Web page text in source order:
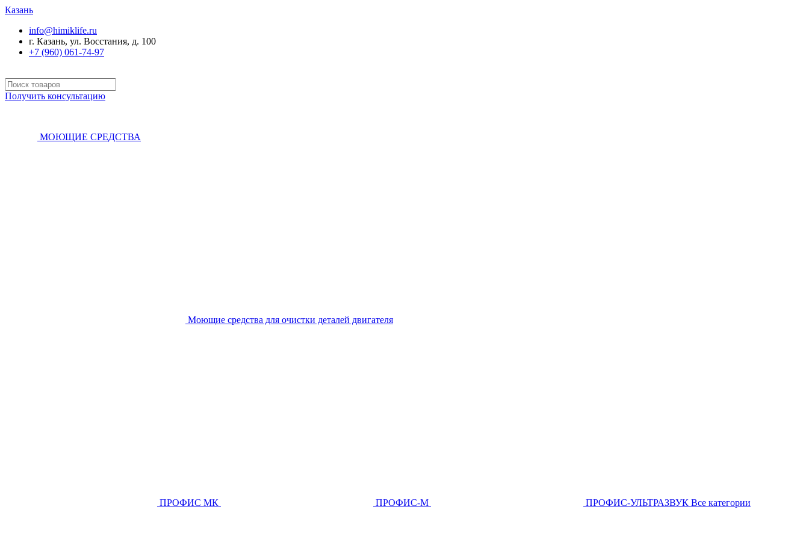
Казань
info@himiklife.ru
г. Казань, ул. Восстания, д. 100
+7 (960) 061-74-97
Получить консультацию
МОЮЩИЕ СРЕДСТВА
Моющие средства для очистки деталей двигателя
ПРОФИС МК ПРОФИС-М ПРОФИС-УЛЬТРАЗВУК Все категории